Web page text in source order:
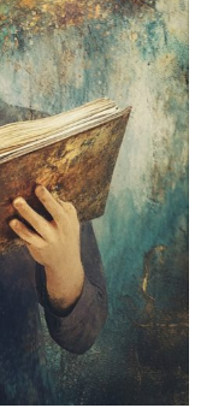
site
מאמר ביוגרפיה
אלמנטור #559